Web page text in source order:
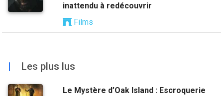
inattendu à redécouvrir
Films
| Les plus lus
Le Mystère d’Oak Island : Escroquerie